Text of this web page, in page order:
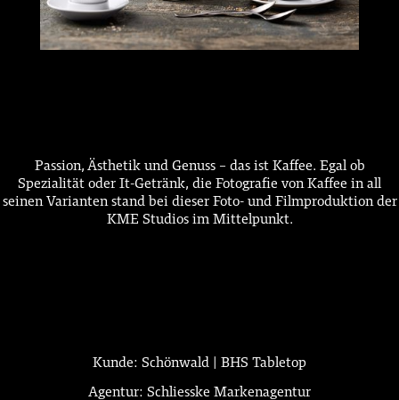
Passion, Ästhetik und Genuss – das ist Kaffee. Egal ob
Spezialität oder It-Getränk, die Fotografie von Kaffee in all
seinen Varianten stand bei dieser Foto- und Filmproduktion der
KME Studios im Mittelpunkt.
Kunde: Schönwald | BHS Tabletop
Agentur: Schliesske Markenagentur